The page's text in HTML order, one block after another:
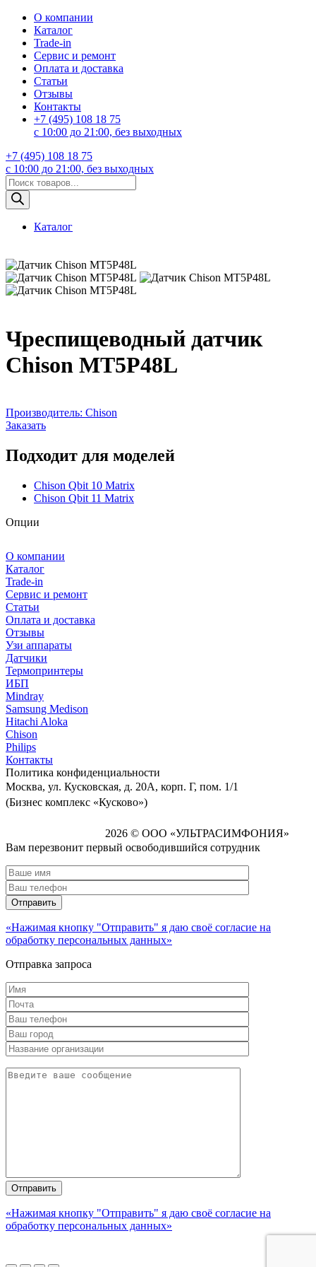
О компании
Каталог
Trade-in
Сервис и ремонт
Оплата и доставка
Статьи
Отзывы
Контакты
+7 (495) 108 18 75
с 10:00 до 21:00, без выходных
+7 (495) 108 18 75
с 10:00 до 21:00, без выходных
Поиск
товаров
Каталог
Чреспищеводный датчик
Chison MT5P48L
Производитель: Chison
Заказать
Подходит для моделей
Chison Qbit 10 Matrix
Chison Qbit 11 Matrix
Опции
О компании
Каталог
Trade-in
Сервис и ремонт
Статьи
Оплата и доставка
Отзывы
Узи аппараты
Датчики
Термопринтеры
ИБП
Mindray
Samsung Medison
Hitachi Aloka
Сhison
Philips
Контакты
Политика конфиденциальности
Москва, ул. Кусковская, д. 20А, корп. Г, пом. 1/1
(Бизнес комплекс «Кусково»)
2026 © ООО «УЛЬТРАСИМФОНИЯ»
Вам перезвонит первый освободившийся сотрудник
«Нажимая кнопку "Отправить" я даю своё согласие на
обработку персональных данных»
Отправка запроса
«Нажимая кнопку "Отправить" я даю своё согласие на
обработку персональных данных»